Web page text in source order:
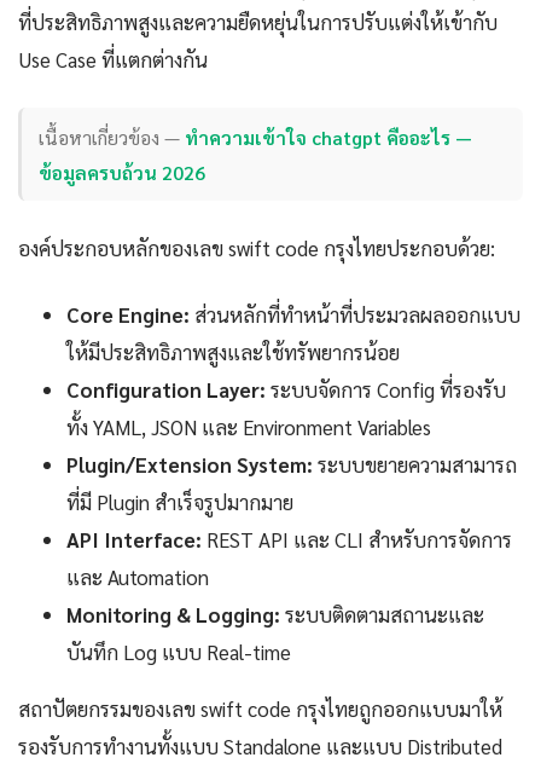
ที่ประสิทธิภาพสูงและความยืดหยุ่นในการปรับแต่งให้เข้ากับ
Use Case ที่แตกต่างกัน
เนื้อหาเกี่ยวข้อง — ทำความเข้าใจ chatgpt คืออะไร —
ข้อมูลครบถ้วน 2026
องค์ประกอบหลักของเลข swift code กรุงไทยประกอบด้วย:
Core Engine: ส่วนหลักที่ทำหน้าที่ประมวลผลออกแบบ
ให้มีประสิทธิภาพสูงและใช้ทรัพยากรน้อย
Configuration Layer: ระบบจัดการ Config ที่รองรับ
ทั้ง YAML, JSON และ Environment Variables
Plugin/Extension System: ระบบขยายความสามารถ
ที่มี Plugin สำเร็จรูปมากมาย
API Interface: REST API และ CLI สำหรับการจัดการ
และ Automation
Monitoring & Logging: ระบบติดตามสถานะและ
บันทึก Log แบบ Real-time
สถาปัตยกรรมของเลข swift code กรุงไทยถูกออกแบบมาให้
รองรับการทำงานทั้งแบบ Standalone และแบบ Distributed